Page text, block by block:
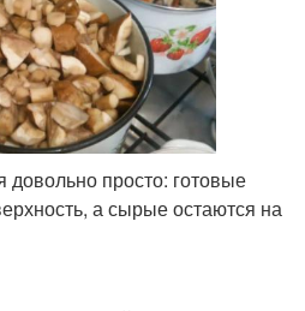
довольно просто: готовые
а сырые остаются на